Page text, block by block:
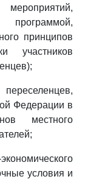
программой,
принципов
участников
Федерации в
местного
условия и